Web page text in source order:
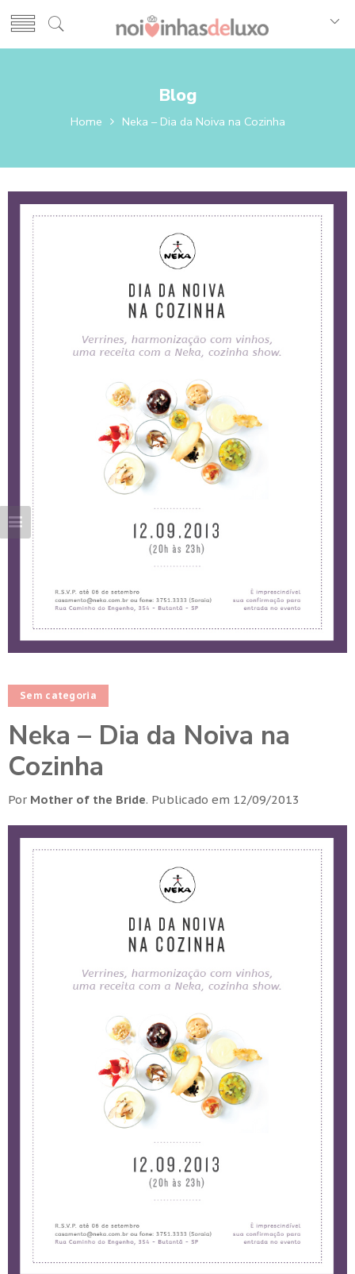
Blog
Home Neka – Dia da Noiva na Cozinha
Sem categoria
Neka – Dia da Noiva na
Cozinha
Por Mother of the Bride. Publicado em 12/09/2013